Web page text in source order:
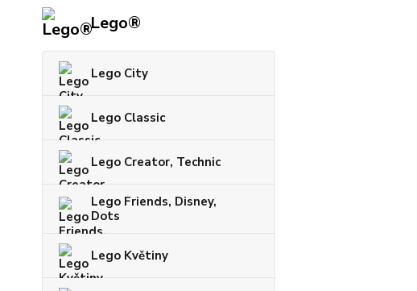
Lego®
Lego City
Lego Classic
Lego Creator, Technic
Lego Friends, Disney,
Dots
Lego Květiny